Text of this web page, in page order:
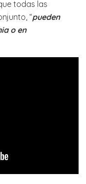
todas las
“pueden
o en